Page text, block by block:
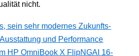
nicht.
sein sehr modernes Zukunfts-
und Performance
HP OmniBook X FlipNGAI 16-